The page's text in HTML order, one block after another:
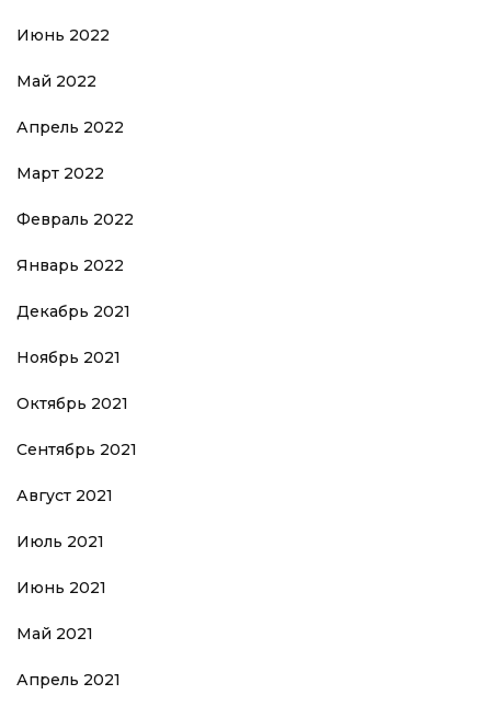
Июнь 2022
Май 2022
Апрель 2022
Март 2022
Февраль 2022
Январь 2022
Декабрь 2021
Ноябрь 2021
Октябрь 2021
Сентябрь 2021
Август 2021
Июль 2021
Июнь 2021
Май 2021
Апрель 2021